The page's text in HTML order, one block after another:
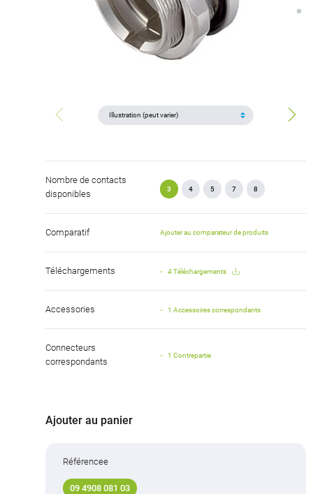
Nombre de contacts
disponibles
3 4 5 7 8
Comparatif Ajouter au comparateur de produits
Téléchargements 4 Téléchargements
Accessories 1 Accessoires correspondants
Connecteurs
correspondants
1 Contrepartie
Ajouter au panier
Référencee
09 4908 081 03